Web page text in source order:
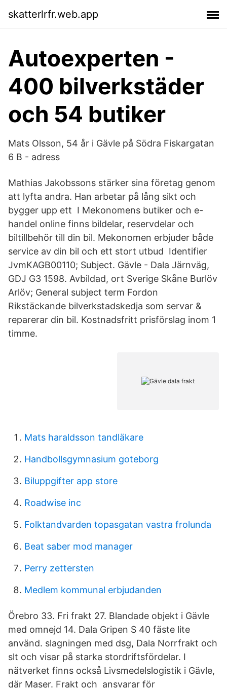
skatterlrfr.web.app
Autoexperten -
400 bilverkstäder
och 54 butiker
Mats Olsson, 54 år i Gävle på Södra Fiskargatan
6 B - adress
Mathias Jakobssons stärker sina företag genom
att lyfta andra. Han arbetar på lång sikt och
bygger upp ett I Mekonomens butiker och e-
handel online finns bildelar, reservdelar och
biltillbehör till din bil. Mekonomen erbjuder både
service av din bil och ett stort utbud Identifier
JvmKAGB00110; Subject. Gävle - Dala Järnväg,
GDJ G3 1598. Avbildad, ort Sverige Skåne Burlöv
Arlöv; General subject term Fordon
Rikstäckande bilverkstadskedja som servar &
reparerar din bil. Kostnadsfritt prisförslag inom 1
timme.
Mats haraldsson tandläkare
Handbollsgymnasium goteborg
Biluppgifter app store
Roadwise inc
Folktandvarden topasgatan vastra frolunda
Beat saber mod manager
Perry zettersten
Medlem kommunal erbjudanden
Örebro 33. Fri frakt 27. Blandade objekt i Gävle
med omnejd 14. Dala Gripen S 40 fäste lite
använd. slagningen med dsg, Dala Norrfrakt och
slt och visar på starka stordriftsfördelar. I
nätverket finns också Livsmedelslogistik i Gävle,
där Maser. Frakt och ansvarar för